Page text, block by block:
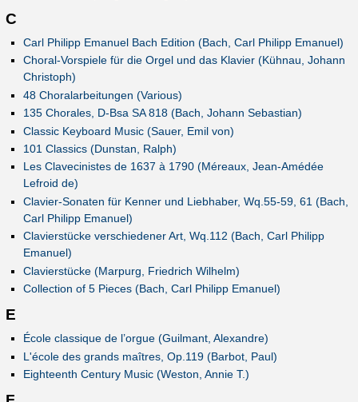
C
Carl Philipp Emanuel Bach Edition (Bach, Carl Philipp Emanuel)
Choral-Vorspiele für die Orgel und das Klavier (Kühnau, Johann
Christoph)
48 Choralarbeitungen (Various)
135 Chorales, D-Bsa SA 818 (Bach, Johann Sebastian)
Classic Keyboard Music (Sauer, Emil von)
101 Classics (Dunstan, Ralph)
Les Clavecinistes de 1637 à 1790 (Méreaux, Jean-Amédée
Lefroid de)
Clavier-Sonaten für Kenner und Liebhaber, Wq.55-59, 61 (Bach,
Carl Philipp Emanuel)
Clavierstücke verschiedener Art, Wq.112 (Bach, Carl Philipp
Emanuel)
Clavierstücke (Marpurg, Friedrich Wilhelm)
Collection of 5 Pieces (Bach, Carl Philipp Emanuel)
E
École classique de l’orgue (Guilmant, Alexandre)
L'école des grands maîtres, Op.119 (Barbot, Paul)
Eighteenth Century Music (Weston, Annie T.)